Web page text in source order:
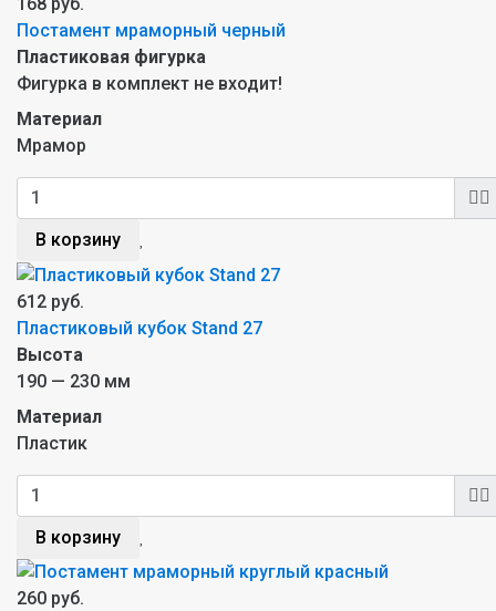
Постамент мраморный черный
Пластиковая фигурка
Фигурка в комплект не входит!
Материал
Мрамор
В корзину
612 руб.
Пластиковый кубок Stand 27
Высота
190 — 230 мм
Материал
Пластик
В корзину
260 руб.